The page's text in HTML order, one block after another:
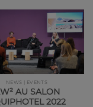
NEWS | EVENTS
AU SALON
2022